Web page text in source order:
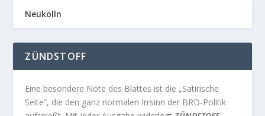
Neukölln
ZÜNDSTOFF
Eine besondere Note des Blattes ist die „Satirische
Seite“, die den ganz normalen Irrsinn der BRD-Politik